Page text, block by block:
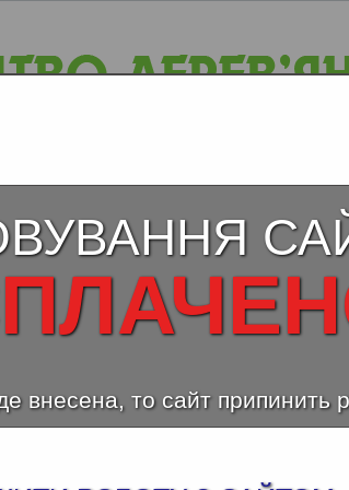
внесена, то сайт припинить